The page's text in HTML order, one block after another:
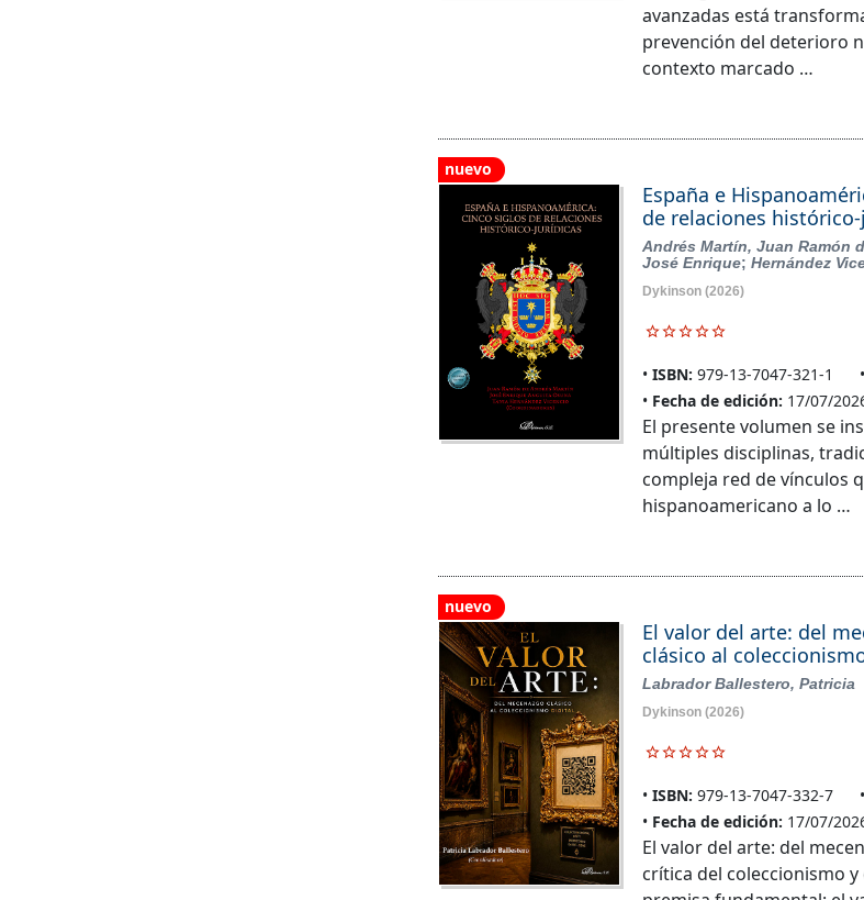
avanzadas está
prevención del deterioro
contexto marcado …
nuevo
España e
de relaciones
Andrés Martín, Juan Ramón
José Enrique;Hernández
Dykinson (2026)
ISBN: 979-13-7047-321-1
Fecha de edición: 17/07/
El presente volumen se
múltiples disciplinas,
compleja red de vínculos
hispanoamericano a lo …
nuevo
El valor del arte: del
clásico al
Labrador Ballestero, Patricia
Dykinson (2026)
ISBN: 979-13-7047-332-7
Fecha de edición: 17/07/
El valor del arte: del
crítica del coleccionismo